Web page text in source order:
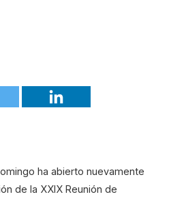
ha abierto nuevamente
de la XXIX Reunión de